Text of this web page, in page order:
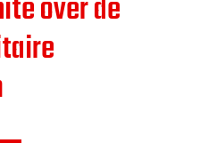
over de